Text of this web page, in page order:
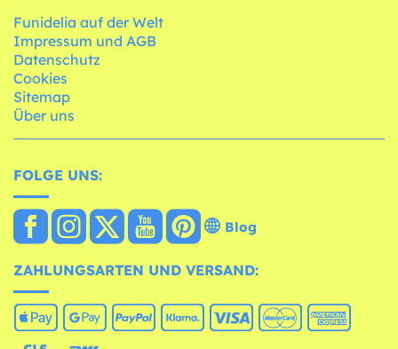
Funidelia auf der Welt
Impressum und AGB
Datenschutz
Cookies
Sitemap
Über uns
FOLGE UNS:
Blog
ZAHLUNGSARTEN UND VERSAND: